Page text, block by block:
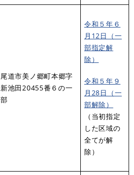
尾道市美ノ郷町本郷字
新池田20455番６の一
部
令和５年６
月12日（一
部指定解
除）
令和５年９
月28日（一
部解除）
（当初指定
した区域の
全てが解
除）